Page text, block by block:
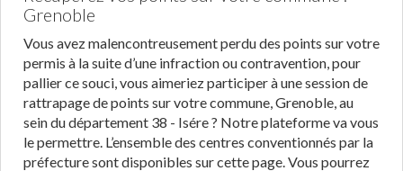
Grenoble
Vous avez malencontreusement perdu des points sur votre
permis à la suite d’une infraction ou contravention, pour
pallier ce souci, vous aimeriez participer à une session de
rattrapage de points sur votre commune, Grenoble, au
sein du département 38 - Isére ? Notre plateforme va vous
le permettre. L’ensemble des centres conventionnés par la
préfecture sont disponibles sur cette page. Vous pourrez